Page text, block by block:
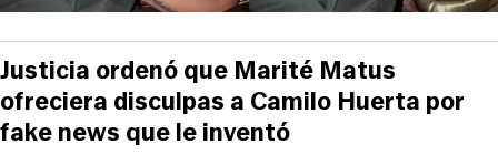
Justicia ordenó que Marité Matus
ofreciera disculpas a Camilo Huerta por
fake news que le inventó